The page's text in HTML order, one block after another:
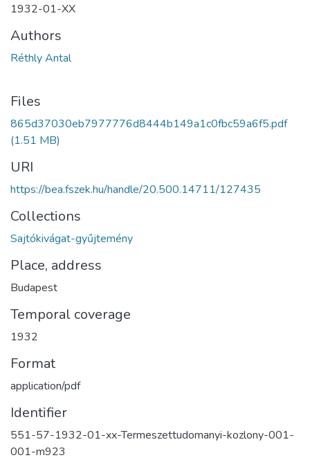
1932-01-XX
Authors
Réthly Antal
Files
865d37030eb7977776d8444b149a1c0fbc59a6f5.pdf
(1.51 MB)
URI
https://bea.fszek.hu/handle/20.500.14711/127435
Collections
Sajtókivágat-gyűjtemény
Place, address
Budapest
Temporal coverage
1932
Format
application/pdf
Identifier
551-57-1932-01-xx-Termeszettudomanyi-kozlony-001-
001-m923